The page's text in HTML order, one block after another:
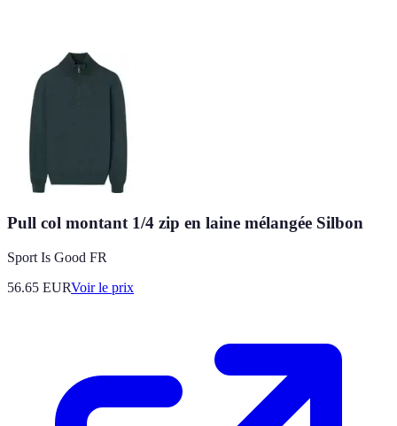
Pull col montant 1/4 zip en laine mélangée Silbon
Sport Is Good FR
56.65 EURVoir le prix